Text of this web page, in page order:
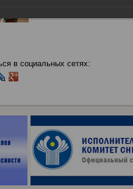
в социальных сетях: